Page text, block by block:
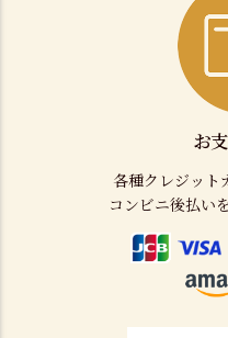
お
各種クレジッ
コンビニ後払い